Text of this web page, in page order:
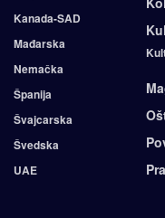
Kanada-SAD
Mađarska
Nemačka
Španija
Švajcarska
Švedska
UAE